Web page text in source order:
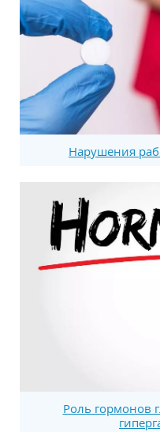
Нарушения
Роль гормонов